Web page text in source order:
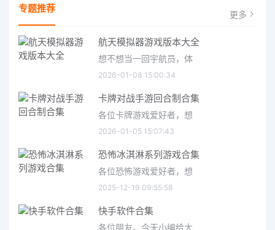
专题推荐 更多
航天模拟器游戏版本大全
想不想当一回宇航员，体
2026-01-08 15:00:34
卡牌对战手游回合制合集
各位卡牌游戏爱好者，想
2026-01-05 15:07:43
恐怖冰淇淋系列游戏合集
各位恐怖游戏爱好者，想
2025-12-19 09:55:58
快手软件合集
各位朋友，今天小编给大